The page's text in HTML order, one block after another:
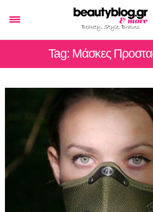
Tag: Μάσκες